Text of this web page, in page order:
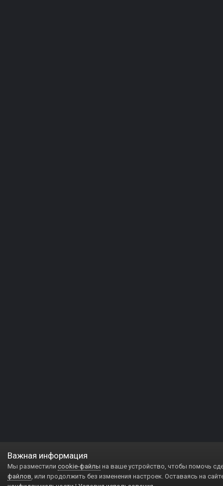
Важная информация
Мы разместили cookie-файлы на ваше устройство, чтобы помочь
файлов, или продолжить без изменения настроек. Оставаясь на